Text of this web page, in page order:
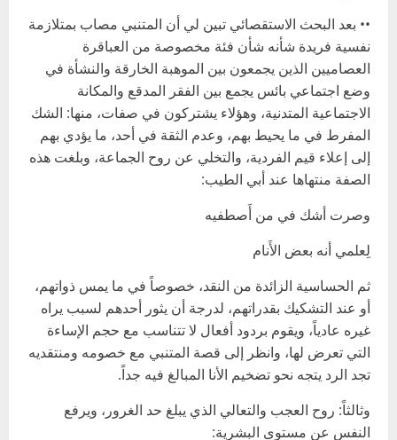
•• بعد البحث الاستقصائي تبين لي أن المتنبي مصاب بمتلازمة
نفسية فريدة شأنه شأن فئة مخصوصة من العباقرة
العصاميين الذين يجمعون بين الموهبة الخارقة والنشأة في
وضع اجتماعي بائس يجمع بين الفقر المدقع والمكانة
الاجتماعية المتدنية، وهؤلاء يشتركون في صفات، منها: الشك
المفرط في ما يحيط بهم، وعدم الثقة في أحد، ما يؤدي بهم
إلى إعلاء قيم الفردية، والتخلي عن روح الجماعة، وبلغت هذه
الصفة منتهاها عند أبي الطيب:
وصرت أشك في من أَصطفيه
لِعلمي أنه بعض الأَنام
ثم الحساسية الزائدة من النقد، خصوصاً في ما يمس ذواتهم،
أو عند التشكيك بقدراتهم، لدرجة أن يثور أحدهم لسبب يراه
غيره عادياً، ويقوم بردود أفعال لا تتناسب مع حجم الإساءة
التي تعرض لها، وانظر إلى قصة المتنبي مع خصومه ومنتقديه
تجد الرد يتجه نحو تضخيم الأنا المبالغ فيه جداً.
وثالثاً: روح العجب والتعالي الذي يبلغ حد الغرور، ويرفع
النفس عن مستوى البشرية: